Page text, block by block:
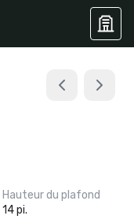
Hauteur du plafond
14 pi.